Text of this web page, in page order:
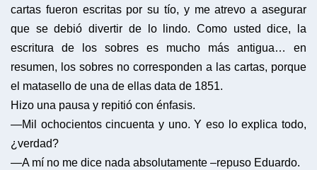
cartas fueron escritas por su tío, y me atrevo a asegurar
que se debió divertir de lo lindo. Como usted dice, la
escritura de los sobres es mucho más antigua… en
resumen, los sobres no corresponden a las cartas, porque
el matasello de una de ellas data de 1851.
Hizo una pausa y repitió con énfasis.
—Mil ochocientos cincuenta y uno. Y eso lo explica todo,
¿verdad?
—A mí no me dice nada absolutamente –repuso Eduardo.